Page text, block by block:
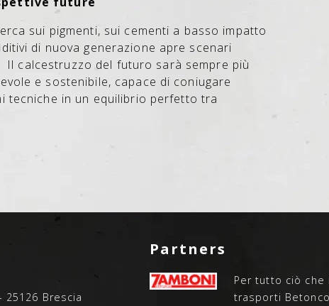
sui pigmenti, sui cementi a basso impatto
di nuova generazione apre scenari
Il calcestruzzo del futuro sarà sempre più
e sostenibile, capace di coniugare
tecniche in un equilibrio perfetto tra
25126 Brescia
Partners
Per tutto ciò che
trasporti